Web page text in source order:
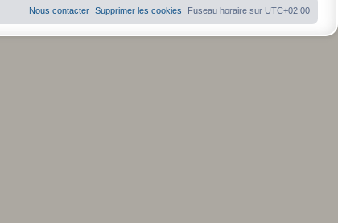
Fuseau horaire sur UTC+02:00
Supprimer les cookies
Nous contacter